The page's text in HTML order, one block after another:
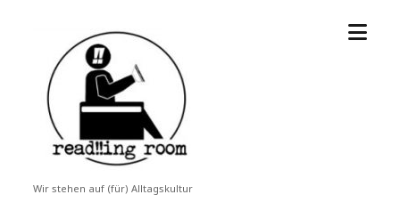
read!!ing
room
Wir stehen auf (für) Alltagskultur
Menü